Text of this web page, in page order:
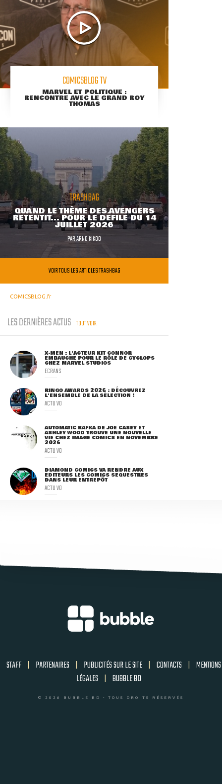
COMICSBLOG TV
MARVEL ET POLITIQUE :
RENCONTRE AVEC LE GRAND ROY
THOMAS
TRASHBAG
QUAND LE THÈME DES AVENGERS
RETENTIT... POUR LE DÉFILÉ DU 14
JUILLET 2026
PARARNO KIKOO
VOIR TOUS LES ARTICLES TRASHBAG
COMICSBLOG.fr
LES DERNIÈRES ACTUS TOUT VOIR
X-MEN : L'ACTEUR KIT CONNOR
EMBAUCHÉ POUR LE RÔLE DE CYCLOPS
CHEZ MARVEL STUDIOS
ECRANS
RINGO AWARDS 2026 : DÉCOUVREZ
L'ENSEMBLE DE LA SÉLECTION !
ACTU VO
AUTOMATIC KAFKA DE JOE CASEY ET
ASHLEY WOOD TROUVE UNE NOUVELLE
VIE CHEZ IMAGE COMICS EN NOVEMBRE
2026
ACTU VO
DIAMOND COMICS VA RENDRE AUX
ÉDITEURS LES COMICS SÉQUESTRÉS
DANS LEUR ENTREPÔT
ACTU VO
STAFF | PARTENAIRES | PUBLICITÉS SUR LE SITE | CONTACTS | MENTIONS
LÉGALES | BUBBLE BD
© 2026 BUBBLE BD - TOUS DROITS RÉSERVÉS